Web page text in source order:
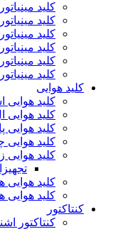
کلید
کلید
کلید
کلید
کلید
کلید
کلید هوایی
کلید هوایی
کلید
کلید هوایی
کلید هوایی
کلید هوایی
کلید هوایی
کلید هوایی
کنتاکتور
کنتاکتور